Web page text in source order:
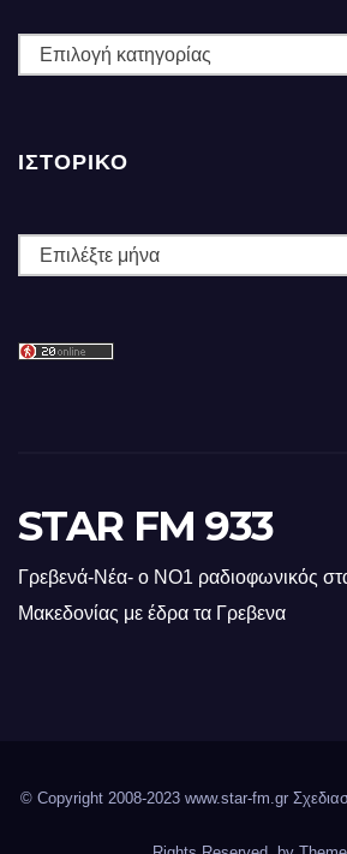
ΚΑΤΗΓΟΡΙΕΣ
ΙΣΤΟΡΙΚΌ
Ιστορικό
STAR FM 933
Γρεβενά-Νέα- ο ΝΟ1 ραδιοφωνικός
Μακεδονίας με έδρα τα Γρεβενα
© Copyright 2008-2023 www.star-fm.gr